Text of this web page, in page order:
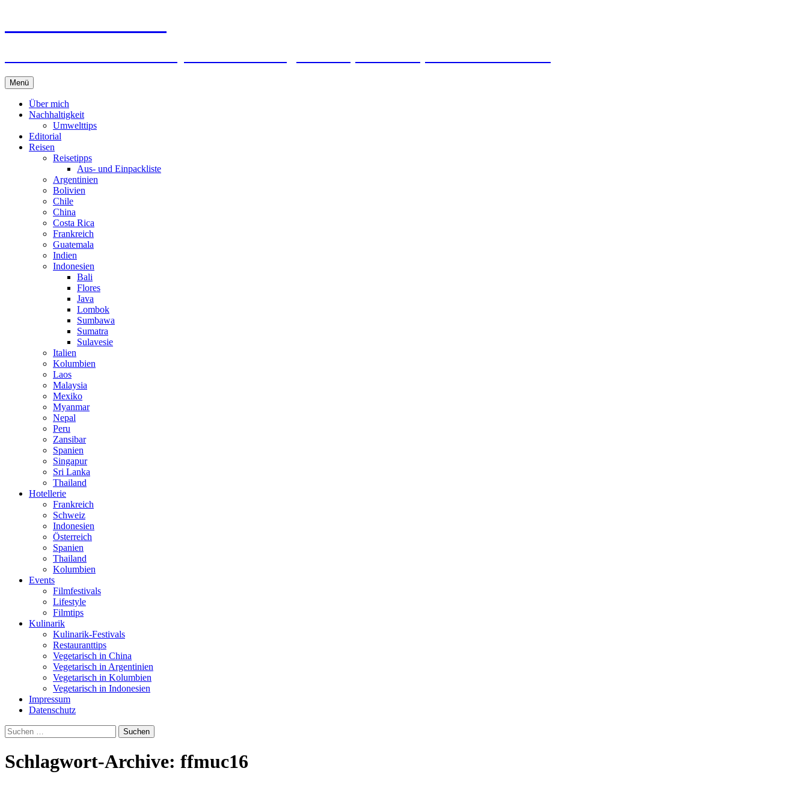
Menü Springe
zum
Inhalt
Über mich
Nachhaltigkeit
Umwelttips
Editorial
Reisen
Reisetipps
Aus- und Einpackliste
Argentinien
Bolivien
Chile
China
Costa Rica
Frankreich
Guatemala
Indien
Indonesien
Bali
Flores
Java
Lombok
Sumbawa
Sumatra
Sulavesie
Italien
Kolumbien
Laos
Malaysia
Mexiko
Myanmar
Nepal
Peru
Zansibar
Spanien
Singapur
Sri Lanka
Thailand
Hotellerie
Frankreich
Schweiz
Indonesien
Österreich
Spanien
Thailand
Kolumbien
Events
Filmfestivals
Lifestyle
Filmtips
Kulinarik
Kulinarik-Festivals
Restauranttips
Vegetarisch in China
Vegetarisch in Argentinien
Vegetarisch in Kolumbien
Vegetarisch in Indonesien
Impressum
Datenschutz
Suchen
nach:
Schlagwort-Archive: ffmuc16